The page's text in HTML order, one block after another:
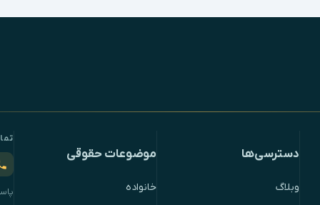
دسترسی‌ها
وبلاگ
موضوعات حقوقی
خانواده